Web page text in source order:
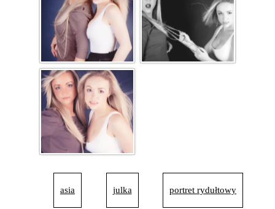
asia julka portret rydułtowy